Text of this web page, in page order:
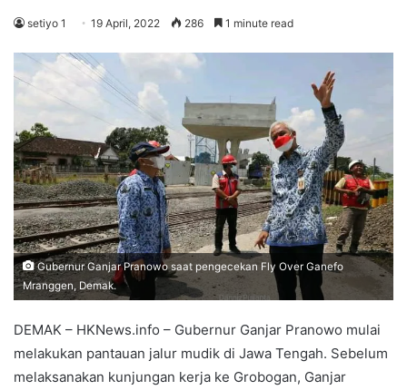
setiyo 1 19 April, 2022 286 1 minute read
Gubernur Ganjar Pranowo saat pengecekan Fly Over Ganefo
Mranggen, Demak.
DEMAK – HKNews.info – Gubernur Ganjar Pranowo mulai
melakukan pantauan jalur mudik di Jawa Tengah. Sebelum
melaksanakan kunjungan kerja ke Grobogan, Ganjar